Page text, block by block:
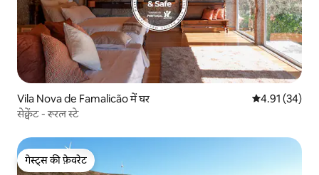
Vila Nova de Famalicão में घर औसत रेटिंग 5 में
4.91 (34)
सेक्वेंट - रूरल स्टे
गेस्ट्स की फ़ेवरेट
गेस्ट्स की फ़ेवरेट